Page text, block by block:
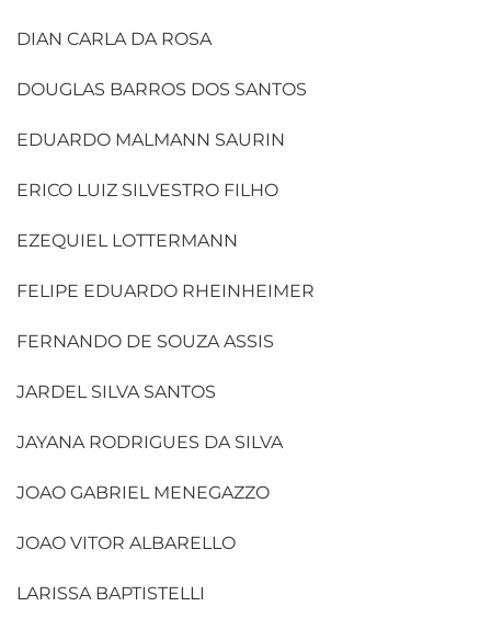
DIAN CARLA DA ROSA
DOUGLAS BARROS DOS SANTOS
EDUARDO MALMANN SAURIN
ERICO LUIZ SILVESTRO FILHO
EZEQUIEL LOTTERMANN
FELIPE EDUARDO RHEINHEIMER
FERNANDO DE SOUZA ASSIS
JARDEL SILVA SANTOS
JAYANA RODRIGUES DA SILVA
JOAO GABRIEL MENEGAZZO
JOAO VITOR ALBARELLO
LARISSA BAPTISTELLI